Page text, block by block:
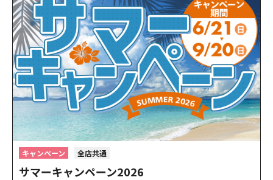
キャンペーン 全店共通
サマーキャンペーン2026